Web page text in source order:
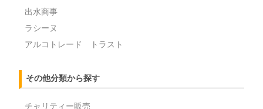
出水商事
ラシーヌ
アルコトレード トラスト
その他分類から探す
チャリティー販売